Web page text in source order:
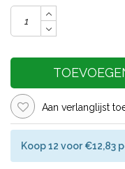
Aan verlanglijst
Koop 12 voor €12,83